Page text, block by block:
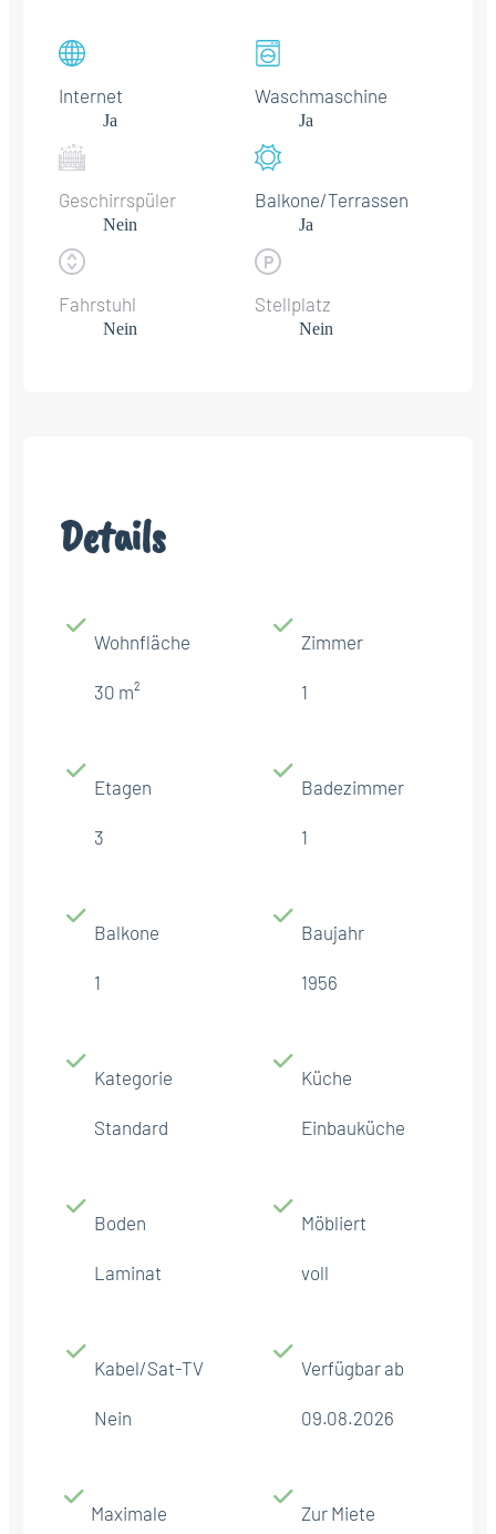
Internet
Ja
Waschmaschine
Ja
Geschirrspüler
Nein
Balkone/Terrassen
Ja
Fahrstuhl
Nein
Stellplatz
Nein
Details
Wohnfläche
30 m²
Zimmer
1
Etagen
3
Badezimmer
1
Balkone
1
Baujahr
1956
Kategorie
Standard
Küche
Einbauküche
Boden
Laminat
Möbliert
voll
Kabel/Sat-TV
Nein
Verfügbar ab
09.08.2026
Maximale
Zur Miete